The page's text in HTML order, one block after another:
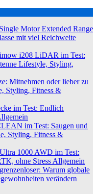
Motor Extended Range
mit viel Reichweite
i208 LiDAR im Test:
Lifestyle, Styling,
Mitnehmen oder lieber zu
Styling, Fitness &
im Test: Endlich
im Test: Saugen und
Styling, Fitness &
1000 AWD im Test:
ohne Stress Allgemein
Warum globale
verändern